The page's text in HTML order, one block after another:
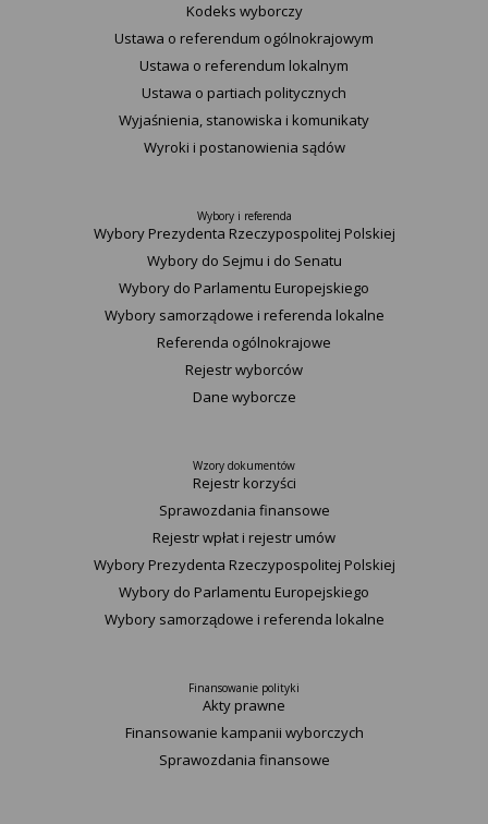
Kodeks wyborczy
Ustawa o referendum ogólnokrajowym
Ustawa o referendum lokalnym
Ustawa o partiach politycznych
Wyjaśnienia, stanowiska i komunikaty
Wyroki i postanowienia sądów
Wybory i referenda
Wybory Prezydenta Rzeczypospolitej Polskiej
Wybory do Sejmu i do Senatu
Wybory do Parlamentu Europejskiego
Wybory samorządowe i referenda lokalne
Referenda ogólnokrajowe
Rejestr wyborców
Dane wyborcze
Wzory dokumentów
Rejestr korzyści
Sprawozdania finansowe
Rejestr wpłat i rejestr umów
Wybory Prezydenta Rzeczypospolitej Polskiej
Wybory do Parlamentu Europejskiego
Wybory samorządowe i referenda lokalne
Finansowanie polityki
Akty prawne
Finansowanie kampanii wyborczych
Sprawozdania finansowe